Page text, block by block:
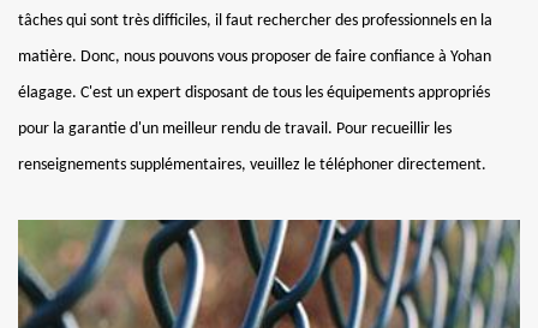
tâches qui sont très difficiles, il faut rechercher des professionnels en la
matière. Donc, nous pouvons vous proposer de faire confiance à Yohan
élagage. C'est un expert disposant de tous les équipements appropriés
pour la garantie d'un meilleur rendu de travail. Pour recueillir les
renseignements supplémentaires, veuillez le téléphoner directement.